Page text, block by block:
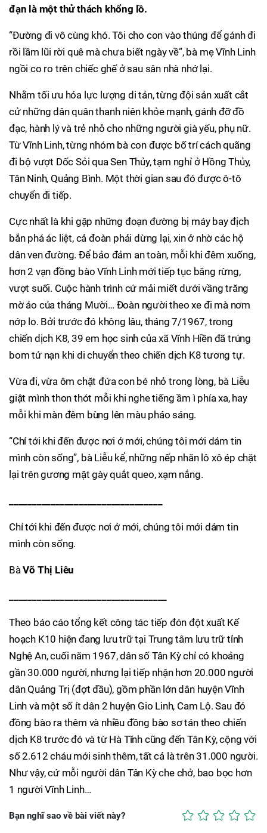
đạn là một thử thách khổng lồ.
“Đường đi vô cùng khó. Tôi cho con vào thúng để gánh đi
rồi lầm lũi rời quê mà chưa biết ngày về”, bà mẹ Vĩnh Linh
ngồi co ro trên chiếc ghế ở sau sân nhà nhớ lại.
Nhằm tối ưu hóa lực lượng di tản, từng đội sản xuất cắt
cử những dân quân thanh niên khỏe mạnh, gánh đỡ đồ
đạc, hành lý và trẻ nhỏ cho những người già yếu, phụ nữ.
Từ Vĩnh Linh, từng nhóm bà con được bố trí cách quãng
đi bộ vượt Dốc Sỏi qua Sen Thủy, tạm nghỉ ở Hồng Thủy,
Tân Ninh, Quảng Bình. Một thời gian sau đó được ô-tô
chuyển đi tiếp.
Cực nhất là khi gặp những đoạn đường bị máy bay địch
bắn phá ác liệt, cả đoàn phải dừng lại, xin ở nhờ các hộ
dân ven đường. Để bảo đảm an toàn, mỗi khi đêm xuống,
hơn 2 vạn đồng bào Vĩnh Linh mới tiếp tục băng rừng,
vượt suối. Cuộc hành trình cứ mải miết dưới vầng trăng
mờ ảo của tháng Mười… Đoàn người theo xe đi mà nơm
nớp lo. Bởi trước đó không lâu, tháng 7/1967, trong
chiến dịch K8, 39 em học sinh của xã Vĩnh Hiền đã trúng
bom tử nạn khi di chuyển theo chiến dịch K8 tương tự.
Vừa đi, vừa ôm chặt đứa con bé nhỏ trong lòng, bà Liễu
giật mình thon thót mỗi khi nghe tiếng ầm ì phía xa, hay
mỗi khi màn đêm bùng lên màu pháo sáng.
“Chỉ tới khi đến được nơi ở mới, chúng tôi mới dám tin
mình còn sống”, bà Liễu kể, những nếp nhăn lô xô ép chặt
lại trên gương mặt gày quắt queo, xạm nắng.
Chỉ tới khi đến được nơi ở mới, chúng tôi mới dám tin
mình còn sống.
BàVõ Thị Liêu
Theo báo cáo tổng kết công tác tiếp đón đột xuất Kế
hoạch K10 hiện đang lưu trữ tại Trung tâm lưu trữ tỉnh
Nghệ An, cuối năm 1967, dân số Tân Kỳ chỉ có khoảng
gần 30.000 người, nhưng lại tiếp nhận hơn 20.000 người
dân Quảng Trị (đợt đầu), gồm phần lớn dân huyện Vĩnh
Linh và một số ít dân 2 huyện Gio Linh, Cam Lộ. Sau đó
đồng bào ra thêm và nhiều đồng bào sơ tán theo chiến
dịch K8 trước đó và từ Hà Tĩnh cũng đến Tân Kỳ, cộng với
số 2.612 cháu mới sinh thêm, tất cả là trên 31.000 người.
Như vậy, cứ mỗi người dân Tân Kỳ che chở, bao bọc hơn
1 người Vĩnh Linh…
Bạn nghĩ sao về bài viết này?